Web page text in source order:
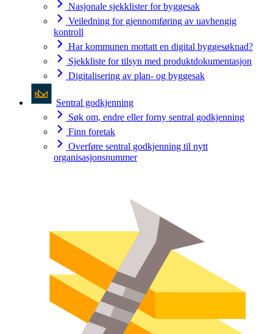
Nasjonale sjekklister for byggesak
Veiledning for gjennomføring av uavhengig
kontroll
Har kommunen mottatt en digital byggesøknad?
Sjekkliste for tilsyn med produktdokumentasjon
Digitalisering av plan- og byggesak
Sentral godkjenning
Søk om, endre eller forny sentral godkjenning
Finn foretak
Overføre sentral godkjenning til nytt
organisasjonsnummer